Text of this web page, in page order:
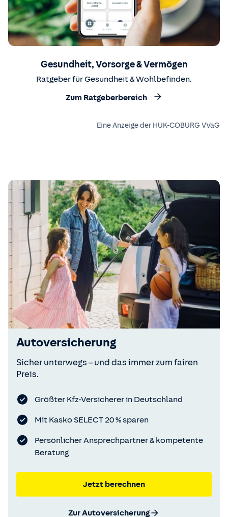
Gesundheit, Vorsorge & Vermögen
Ratgeber für Gesundheit & Wohlbefinden.
Zum Ratgeberbereich
Eine Anzeige der HUK-COBURG VVaG
Autoversicherung
Sicher unterwegs – und das immer zum fairen
Preis.
Größter Kfz-Versicherer in Deutschland
Mit Kasko SELECT 20 % sparen
Persönlicher Ansprechpartner & kompetente
Beratung
Jetzt berechnen
Zur Autoversicherung